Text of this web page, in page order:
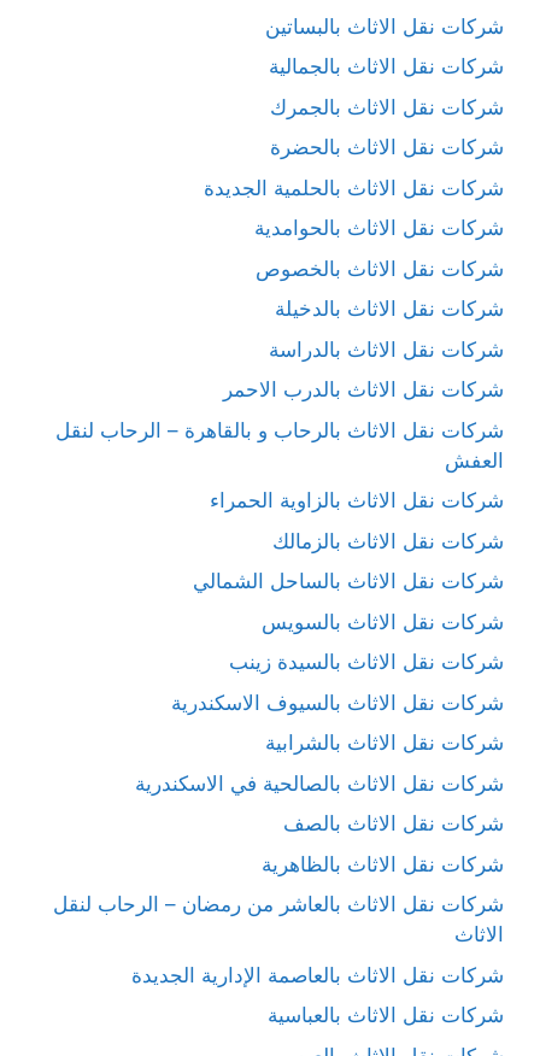
شركات نقل الاثاث بالبساتين
شركات نقل الاثاث بالجمالية
شركات نقل الاثاث بالجمرك
شركات نقل الاثاث بالحضرة
شركات نقل الاثاث بالحلمية الجديدة
شركات نقل الاثاث بالحوامدية
شركات نقل الاثاث بالخصوص
شركات نقل الاثاث بالدخيلة
شركات نقل الاثاث بالدراسة
شركات نقل الاثاث بالدرب الاحمر
شركات نقل الاثاث بالرحاب و بالقاهرة – الرحاب لنقل
العفش
شركات نقل الاثاث بالزاوية الحمراء
شركات نقل الاثاث بالزمالك
شركات نقل الاثاث بالساحل الشمالي
شركات نقل الاثاث بالسويس
شركات نقل الاثاث بالسيدة زينب
شركات نقل الاثاث بالسيوف الاسكندرية
شركات نقل الاثاث بالشرابية
شركات نقل الاثاث بالصالحية في الاسكندرية
شركات نقل الاثاث بالصف
شركات نقل الاثاث بالظاهرية
شركات نقل الاثاث بالعاشر من رمضان – الرحاب لنقل
الاثاث
شركات نقل الاثاث بالعاصمة الإدارية الجديدة
شركات نقل الاثاث بالعباسية